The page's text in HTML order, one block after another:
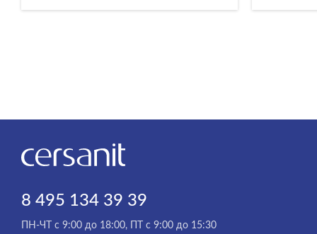
8 495 134 39 39
ПН-ЧТ с 9:00 до 18:00, ПТ с 9:00 до 15:30